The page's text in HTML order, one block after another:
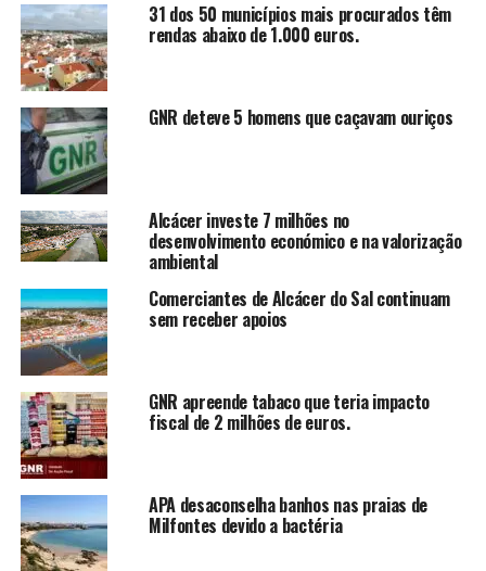
31 dos 50 municípios mais procurados têm
rendas abaixo de 1.000 euros.
GNR deteve 5 homens que caçavam ouriços
Alcácer investe 7 milhões no
desenvolvimento económico e na valorização
ambiental
Comerciantes de Alcácer do Sal continuam
sem receber apoios
GNR apreende tabaco que teria impacto
fiscal de 2 milhões de euros.
APA desaconselha banhos nas praias de
Milfontes devido a bactéria